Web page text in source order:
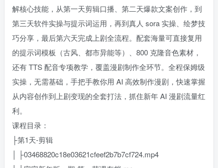
解核心技能，从第一天剪辑口播、第二天爆款文案创作，到
第三天软件实操与提示词运用，再到真人 sora 实操、绘梦技
巧分享，最后第六天完成上剧全流程。配套海量可直接复用
的提示词模板（古风、都市异能等）、800 克隆音色素材，
还有 TTS 配音专项教学，覆盖漫剧制作全环节。全程保姆级
实操，无需基础，手把手教你用 AI 高效制作漫剧，快速掌握
从内容创作到上剧变现的全套打法，抓住新年 AI 漫剧流量红
利。
课程目录：
├第1天-剪辑
│ ├03468820c18e03621cfeef2b7b7cf724.mp4